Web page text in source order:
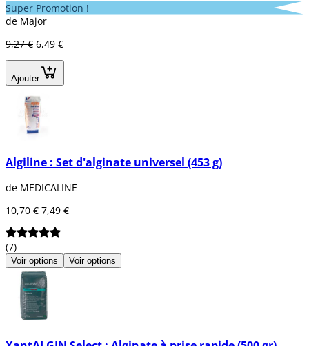
Super Promotion !
de Major
9,27 € 6,49 €
Ajouter
Algiline : Set d'alginate universel (453 g)
de MEDICALINE
10,70 € 7,49 €
(7)
Voir options Voir options